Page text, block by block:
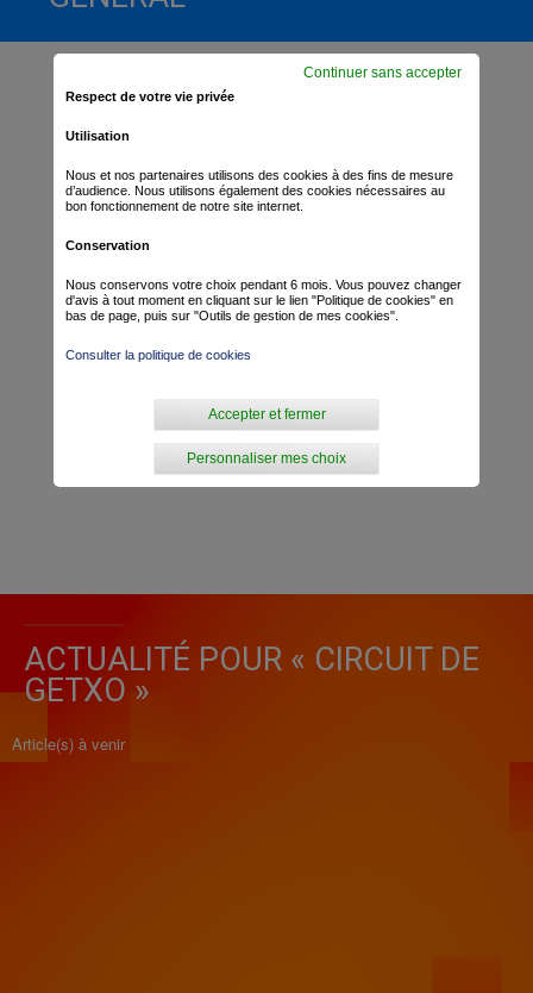
ACTUALITÉ POUR « CIRCUIT DE
GETXO »
Article(s) à venir
Respect de votre vie privée
Utilisation
Nous et nos partenaires utilisons des cookies à des fins de mesure
d’audience. Nous utilisons également des cookies nécessaires au
bon fonctionnement de notre site internet.
Conservation
Nous conservons votre choix pendant 6 mois. Vous pouvez changer
d'avis à tout moment en cliquant sur le lien "Politique de cookies" en
bas de page, puis sur "Outils de gestion de mes cookies".
Consulter la politique de cookies
Personnaliser mes choix
Accepter et fermer
Continuer sans accepter